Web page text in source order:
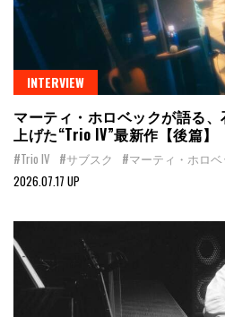
INTERVIEW
マーティ・ホロベックが語る
上げた“Trio IV”最新作【後篇】
#Trio IV #サブスク #マーティ・ホロベ
2026.07.17 UP